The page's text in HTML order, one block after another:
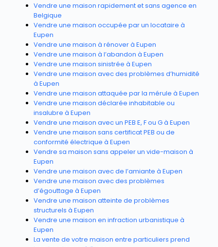
Vendre une maison rapidement et sans agence en
Belgique
Vendre une maison occupée par un locataire à
Eupen
Vendre une maison à rénover à Eupen
Vendre une maison à l’abandon à Eupen
Vendre une maison sinistrée à Eupen
Vendre une maison avec des problèmes d’humidité
à Eupen
Vendre une maison attaquée par la mérule à Eupen
Vendre une maison déclarée inhabitable ou
insalubre à Eupen
Vendre une maison avec un PEB E, F ou G à Eupen
Vendre une maison sans certificat PEB ou de
conformité électrique à Eupen
Vendre sa maison sans appeler un vide-maison à
Eupen
Vendre une maison avec de l’amiante à Eupen
Vendre une maison avec des problèmes
d’égouttage à Eupen
Vendre une maison atteinte de problèmes
structurels à Eupen
Vendre une maison en infraction urbanistique à
Eupen
La vente de votre maison entre particuliers prend